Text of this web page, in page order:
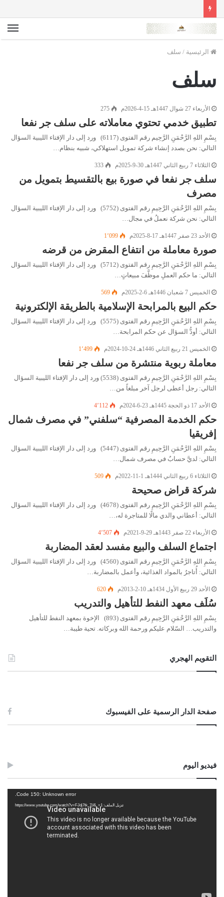
الرئيسية / سلف
سلف
الأربعاء 27 شوال 1447هـ 15-4-2026م 275
تطبيق خدمي تحتوي معاملاته على سلف جر نفعا
بِسْمِ اللهِ الرَّحْمَنِ الرَّحِيم رقم الفتوى (6117) ورد إلى دار الإفتاء الليبية السؤال
التالي: نحن بصدد إنشاء شركة تمويل استهلاكي، شبيه بنظام…
الثلاثاء 7 ربيع الثاني 1447هـ 30-9-2025م 333
سلف جر نفعا في صورة بيع بالتقسيط بتمويل من
مصرف
بِسْمِ اللهِ الرَّحْمَنِ الرَّحِيمِ رقم الفتوى (5752) ورد إلى دار الإفتاء الليبية السؤال
التالي: نحن شركة نعملُ في مجال…
الأحد 23 صفر 1447هـ 17-8-2025م 1٬099
صورة معاملة من انتفاع المقرض من قرضه
بِسْمِ اللهِ الرَّحْمَنِ الرَّحِيمِ رقم الفتوى (5712) ورد إلى دار الإفتاء الليبية السؤال
التالي: ما حكم العملِ موظَّفَ مبيعاتٍ…
الخميس 7 شعبان 1446هـ 6-2-2025م 569
حكم البيع بالمرابحة الإسلامية بالطريقة الإلكترونية
بِسْمِ اللهِ الرَّحْمَنِ الرَّحِيمِ رقم الفتوى (5575) ورد إلى دار الإفتاء الليبية السؤال
التالي: أودُّ السؤال عن حكم المرابحة…
الخميس 21 ربيع الثاني 1446هـ 24-10-2024م 1٬499
معاملة ربوية منتشرة من سلف جر نفعا
بِسْمِ اللهِ الرَّحْمَنِ الرَّحِيمِ رقم الفتوى (5538) ورد إلى دار الإفتاء الليبية السؤال
التالي: رجل أعطى لرجل آخر مبلغاً من…
الأحد 17 ذو الحجة 1445هـ 23-6-2024م 4٬112
حكم الخدمة المصرفية “سلفني” في مصرف شمال
إفريقيا
بِسْمِ اللهِ الرَّحْمَنِ الرَّحِيمِ رقم الفتوى (5447) ورد إلى دار الإفتاء الليبية السؤال
التالي: لديَّ حسابٌ في مصرف شمال…
الثلاثاء 6 ربيع الثاني 1444هـ 1-11-2022م 509
شركة قراض صحيحة
بِسْمِ اللهِ الرَّحْمَنِ الرَّحِيمِ رقم الفتوى (4678) ورد إلى دار الإفتاء الليبية السؤال
التالي: أعطاني والدي مالًا للمتاجرة له،…
الأربعاء 22 صفر 1443هـ 29-9-2021م 4٬507
اجتماع السلف والبيع مفسد لعقد المضاربة
بِسْمِ اللهِ الرَّحْمَنِ الرَّحِيمِ رقم الفتوى (4560) ورد إلى دار الإفتاء الليبية السؤال
التالي: أُتاجرُ بالمواد الغذائية، وأعمل بالمضاربة…
الأحد 29 ربيع الأول 1434هـ 10-2-2013م 620
سُلَف معهد النفط للتأهيل والتدريب
بِسْمِ اللهِ الرَّحْمَنِ الرَّحِيمِ رقم الفتوى (893) الإخوة بمعهد النفط للتأهيل
والتدريب… السّلام عليكم ورحمة الله وبركاته. تحية طيبة…
التقويم الهجري
صفحة الدار الرسمية على الفيسبوك
فيديو اليوم
Code 150: Unknown error.
تنزيل الملف: https://www.youtube.com/watch?v=FJdj7tk_7jI&_=1